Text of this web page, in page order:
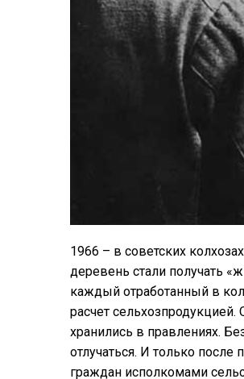
1966 – в советских
деревень стали получать
каждый отработанный в
расчет
хранились в правлениях.
отлучаться. И только
граждан исполкомами